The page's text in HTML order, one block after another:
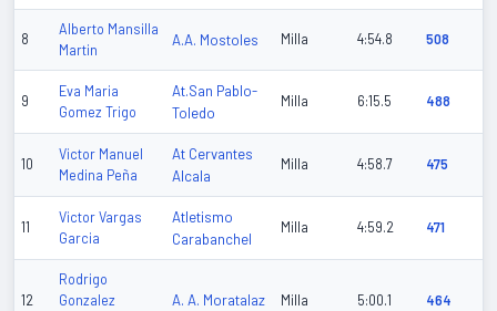
8
Alberto Mansilla
Martin
A.A. Mostoles Milla 4:54.8 508
9
Eva Maria
Gomez Trigo
At.San Pablo-
Toledo
Milla 6:15.5 488
10
Victor Manuel
Medina Peña
At Cervantes
Alcala
Milla 4:58.7 475
11
Victor Vargas
Garcia
Atletismo
Carabanchel
Milla 4:59.2 471
12
Rodrigo
Gonzalez
A. A. Moratalaz Milla 5:00.1 464